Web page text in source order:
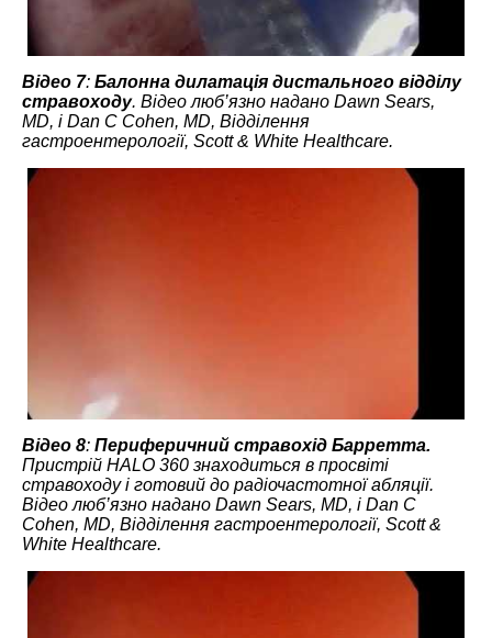
Відео 7: Балонна дилатація дистального відділу
стравоходу. Відео люб’язно надано Dawn Sears,
MD, і Dan C Cohen, MD, Відділення
гастроентерології, Scott & White Healthcare.
Відео 8: Периферичний стравохід Барретта.
Пристрій HALO 360 знаходиться в просвіті
стравоходу і готовий до радіочастотної абляції.
Відео люб’язно надано Dawn Sears, MD, і Dan C
Cohen, MD, Відділення гастроентерології, Scott &
White Healthcare.